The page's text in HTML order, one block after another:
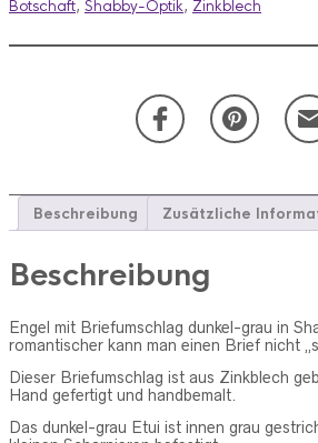
Shabby-
Menge
Botschaft, Shabby-Optik, Zinkblech
Beschreibung Zusätzliche
Beschreibung
Engel mit Briefumschlag dunkel-grau in
romantischer kann man einen Brief nicht
Dieser Briefumschlag ist aus Zinkblech
Hand gefertigt und handbemalt.
Das dunkel-grau Etui ist innen grau